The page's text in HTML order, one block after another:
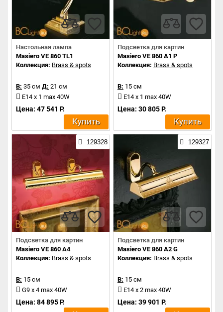
Настольная лампа
Masiero VE 860 TL1
Коллекция: Brass & spots
В: 35 см Д: 21 см
E14 x 1 max 40W
Цена: 47 541 Р.
Купить
Подсветка для картин
Masiero VE 860 A1 P
Коллекция: Brass & spots
В: 15 см
E14 x 1 max 40W
Цена: 30 805 Р.
Купить
129328
Подсветка для картин
Masiero VE 860 A4
Коллекция: Brass & spots
В: 15 см
G9 x 4 max 40W
Цена: 84 895 Р.
129327
Подсветка для картин
Masiero VE 860 A2 G
Коллекция: Brass & spots
В: 15 см
E14 x 2 max 40W
Цена: 39 901 Р.